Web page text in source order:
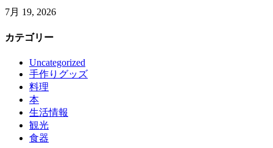
7月 19, 2026
カテゴリー
Uncategorized
手作りグッズ
料理
本
生活情報
観光
食器